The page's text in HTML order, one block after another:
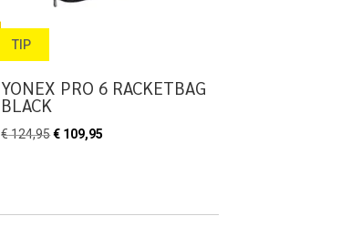
TIP
YONEX PRO 6 RACKETBAG
BLACK
€124,95Oorspronkelijke
€ 109,95